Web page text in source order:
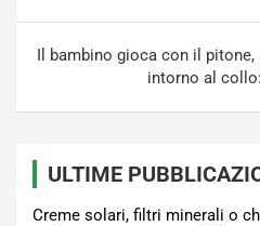
Il bambino gioca con il
intorno al
ULTIME
Creme solari, filtri minerali o